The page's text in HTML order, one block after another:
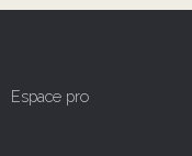
Espace pro